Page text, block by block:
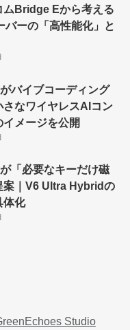
ムBridge Eから考える
バーの「高性能化」と
バイブコーディング
さなワイヤレスAIコン
イメージを公開
「必要なキーだけ磁
案｜V6 Ultra Hybridの
体化
Studio